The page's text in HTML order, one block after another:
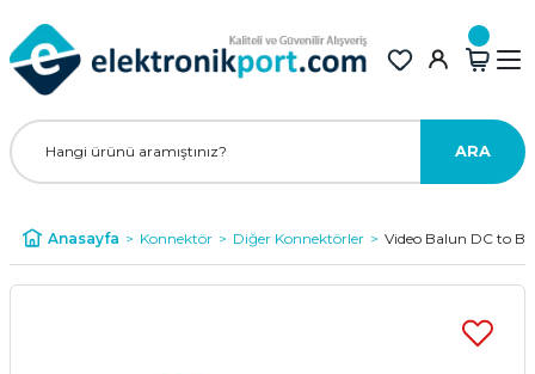
ARA
Anasayfa Konnektör Diğer Konnektörler Video Balun DC to